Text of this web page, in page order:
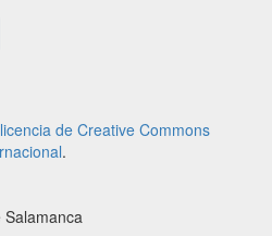
licencia de Creative Commons
.